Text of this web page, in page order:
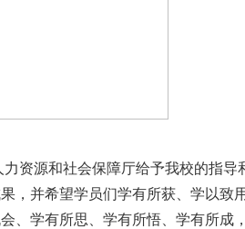
资源和社会保障厅给予我校的指
，并希望学员们学有所获、学以致
、学有所思、学有所悟、学有所成